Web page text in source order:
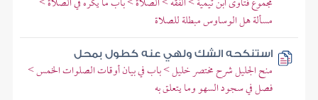
مسألة هل الوساوس مبطلة للصلاة
استنكحه الشك ولهي عنه كطول بمحل
منح الجليل شرح مختصر خليل > باب في بيان أوقات الصلوات الخمس >
فصل في سجود السهو وما يتعلق به